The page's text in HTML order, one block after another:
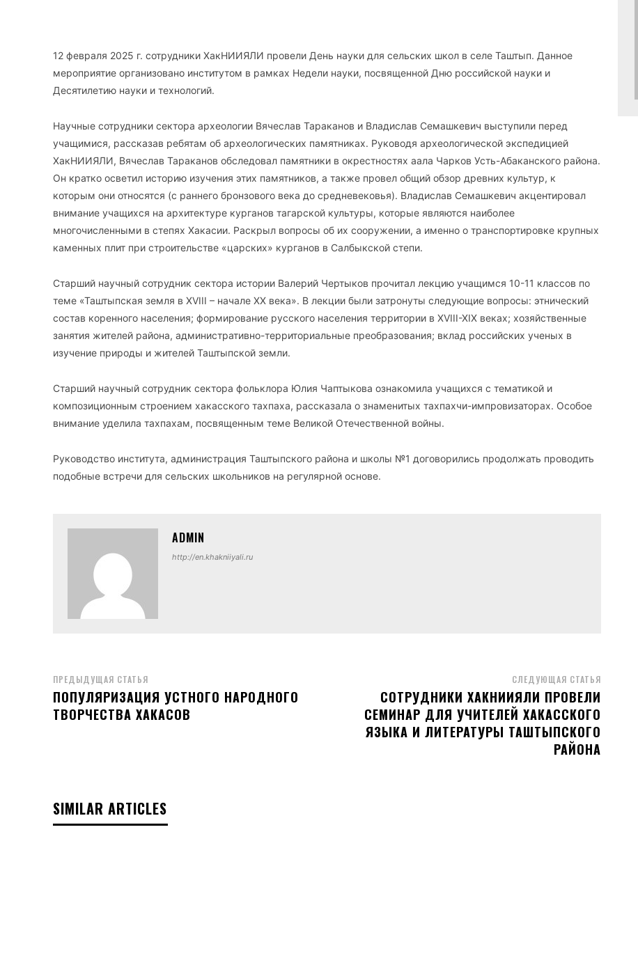
12 февраля 2025 г. сотрудники ХакНИИЯЛИ провели День науки для сельских школ в селе Таштып. Данное
мероприятие организовано институтом в рамках Недели науки, посвященной Дню российской науки и
Десятилетию науки и технологий.
Научные сотрудники сектора археологии Вячеслав Тараканов и Владислав Семашкевич выступили перед
учащимися, рассказав ребятам об археологических памятниках. Руководя археологической экспедицией
ХакНИИЯЛИ, Вячеслав Тараканов обследовал памятники в окрестностях аала Чарков Усть-Абаканского района.
Он кратко осветил историю изучения этих памятников, а также провел общий обзор древних культур, к
которым они относятся (с раннего бронзового века до средневековья). Владислав Семашкевич акцентировал
внимание учащихся на архитектуре курганов тагарской культуры, которые являются наиболее
многочисленными в степях Хакасии. Раскрыл вопросы об их сооружении, а именно о транспортировке крупных
каменных плит при строительстве «царских» курганов в Салбыкской степи.
Старший научный сотрудник сектора истории Валерий Чертыков прочитал лекцию учащимся 10-11 классов по
теме «Таштыпская земля в XVIII – начале XX века». В лекции были затронуты следующие вопросы: этнический
состав коренного населения; формирование русского населения территории в XVIII-XIX веках; хозяйственные
занятия жителей района, административно-территориальные преобразования; вклад российских ученых в
изучение природы и жителей Таштыпской земли.
Старший научный сотрудник сектора фольклора Юлия Чаптыкова ознакомила учащихся с тематикой и
композиционным строением хакасского тахпаха, рассказала о знаменитых тахпахчи-импровизаторах. Особое
внимание уделила тахпахам, посвященным теме Великой Отечественной войны.
Руководство института, администрация Таштыпского района и школы №1 договорились продолжать проводить
подобные встречи для сельских школьников на регулярной основе.
ADMIN
http://en.khakniiyali.ru
ПРЕДЫДУЩАЯ СТАТЬЯ
ПОПУЛЯРИЗАЦИЯ УСТНОГО НАРОДНОГО
ТВОРЧЕСТВА ХАКАСОВ
СЛЕДУЮЩАЯ СТАТЬЯ
СОТРУДНИКИ ХАКНИИЯЛИ ПРОВЕЛИ
СЕМИНАР ДЛЯ УЧИТЕЛЕЙ ХАКАССКОГО
ЯЗЫКА И ЛИТЕРАТУРЫ ТАШТЫПСКОГО
РАЙОНА
SIMILAR ARTICLES